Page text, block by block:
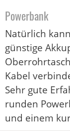
Powerbank
Natürlich
günstige
Kabel
Sehr gute
runden
und einem